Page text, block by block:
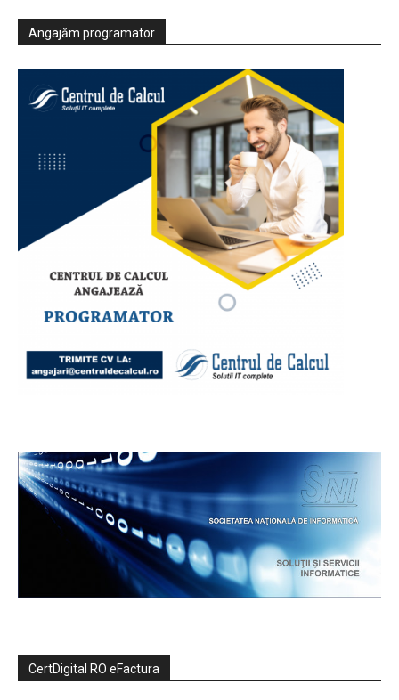
Angajăm programator
CertDigital RO eFactura